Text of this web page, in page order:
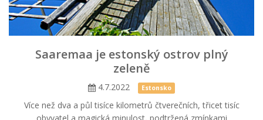
Saaremaa je estonský ostrov plný
zeleně
4.7.2022 Estonsko
Více než dva a půl tisíce kilometrů čtverečních, třicet tisíc
obyvatel a magická minulost, podtržená zmínkami